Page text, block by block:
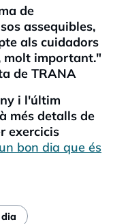
de
assequibles,
als cuidadors
molt important."
de TRANA
i l'últim
més detalls de
exercicis
bon dia que és